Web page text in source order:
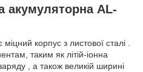
акумуляторна AL-
корпус з листової сталі .
таким як літій-іонна
, а також великій ширині